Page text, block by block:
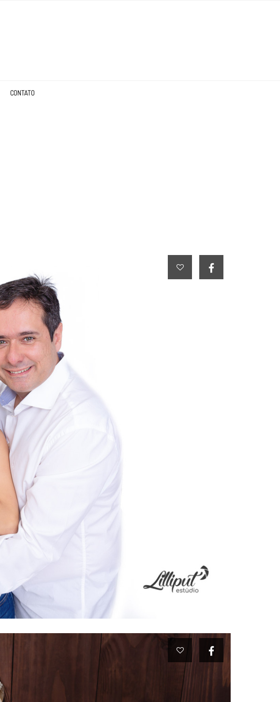
CONTATO